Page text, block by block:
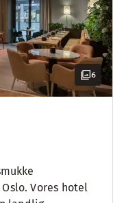
6
Vores hotel